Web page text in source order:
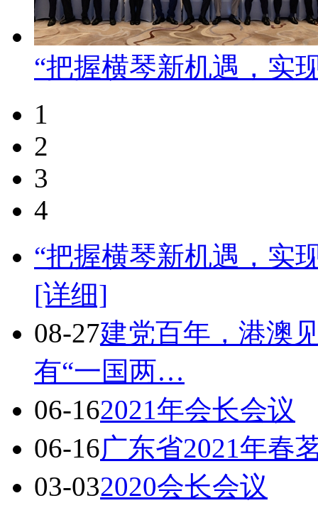
“把握横琴新机遇，实
1
2
3
4
“把握横琴新机遇，实
[详细]
08-27建党百年，港澳
有“一国两…
06-162021年会长会议
06-16广东省2021年春
03-032020会长会议